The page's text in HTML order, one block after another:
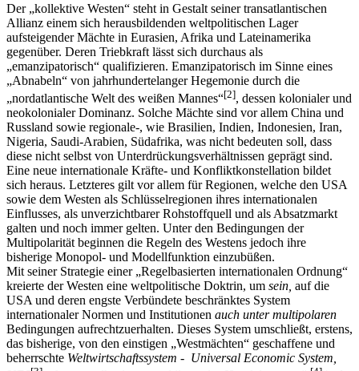
Der „kollektive Westen“ steht in Gestalt seiner transatlantischen
Allianz einem sich herausbildenden weltpolitischen Lager
aufsteigender Mächte in Eurasien, Afrika und Lateinamerika
gegenüber. Deren Triebkraft lässt sich durchaus als
„emanzipatorisch“ qualifizieren. Emanzipatorisch im Sinne eines
„Abnabeln“ von jahrhundertelanger Hegemonie durch die
„nordatlantische Welt des weißen Mannes“[2], dessen kolonialer und
neokolonialer Dominanz. Solche Mächte sind vor allem China und
Russland sowie regionale-, wie Brasilien, Indien, Indonesien, Iran,
Nigeria, Saudi-Arabien, Südafrika, was nicht bedeuten soll, dass
diese nicht selbst von Unterdrückungsverhältnissen geprägt sind.
Eine neue internationale Kräfte- und Konfliktkonstellation bildet
sich heraus. Letzteres gilt vor allem für Regionen, welche den USA
sowie dem Westen als Schlüsselregionen ihres internationalen
Einflusses, als unverzichtbarer Rohstoffquell und als Absatzmarkt
galten und noch immer gelten. Unter den Bedingungen der
Multipolarität beginnen die Regeln des Westens jedoch ihre
bisherige Monopol- und Modellfunktion einzubüßen.
Mit seiner Strategie einer „Regelbasierten internationalen Ordnung“
kreierte der Westen eine weltpolitische Doktrin, um sein, auf die
USA und deren engste Verbündete beschränktes System
internationaler Normen und Institutionen auch unter multipolaren
Bedingungen aufrechtzuerhalten. Dieses System umschließt, erstens,
das bisherige, von den einstigen „Westmächten“ geschaffene und
beherrschte Weltwirtschaftssystem - Universal Economic System,